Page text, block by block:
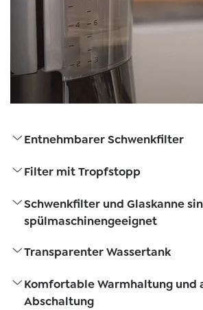
Entnehmbarer Schwenkfilter
Filter mit Tropfstopp
Schwenkfilter und Glaskanne
spülmaschinengeeignet
Transparenter Wassertank
Komfortable Warmhaltung und
Abschaltung